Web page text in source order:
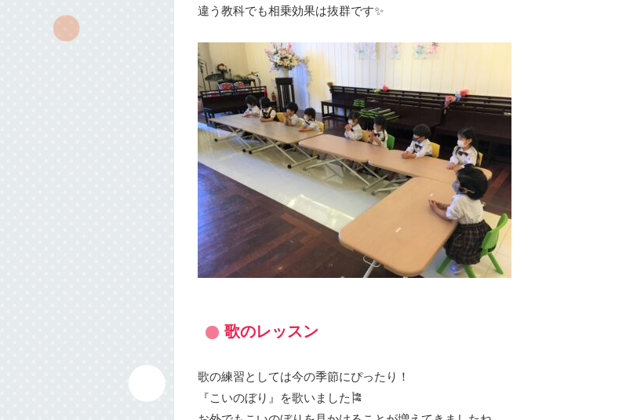
違う教科でも相乗効果は抜群です✨
歌のレッスン
歌の練習としては今の季節にぴったり！
『こいのぼり』を歌いました🎏